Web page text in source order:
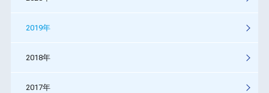
2019年
2018年
2017年